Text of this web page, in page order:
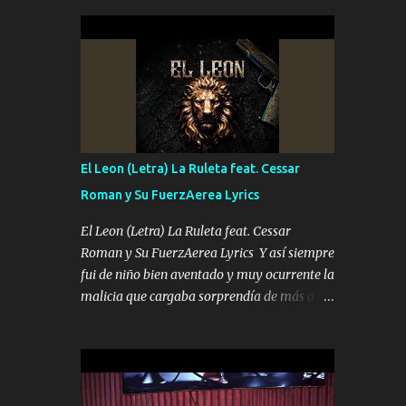
conciertos más que llenar Se mueven solo
por el interés P...
inteligente junto con su hermano el TRES
blindado el Estado tiene andan ESPERANDO
al UNO QUE PRONTO ESTARÁ PRESENTE
Que no falten las bucanas ni tampoco las
mujeres porque es platica de grandes por eso
hay que estar alegres doy las instrucciones
para atender los deberes Música Si es que
salta algún problema de confianza tengo
gente ahí está el Hombre Cuarenta y
también Pariente 7 arreglan cualquier
problema no más es cuestión que ordené
NOS HACE FALTA UN HERMANO DE CLAVE
SIEMPRE VIO POR LA FAMILIA PARA QUE
SIGA EL LEGADO Es el DOS de los
HERMANOS un cerebro inteligente y com...
El Leon (Letra) La Ruleta feat. Cessar
Roman y Su FuerzAerea Lyrics
El Leon (Letra) La Ruleta feat. Cessar
Roman y Su FuerzAerea Lyrics Y así siempre
fui de niño bien aventado y muy ocurrente la
malicia que cargaba sorprendía de más a la
Tranquilo me la navego ando en lo mío sin